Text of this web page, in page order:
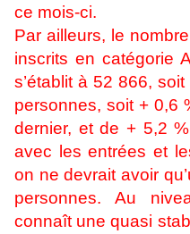
ce mois-ci.
Par ailleurs, le
inscrits en catégorie
s’établit à 52 866,
personnes, soit + 0,6
dernier, et de + 5,2
avec les entrées et
on ne devrait avoir
personnes. Au
connaît une quasi